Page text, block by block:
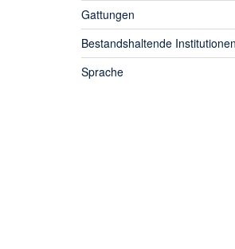
Gattungen
Bestandshaltende Institutionen
Sprache